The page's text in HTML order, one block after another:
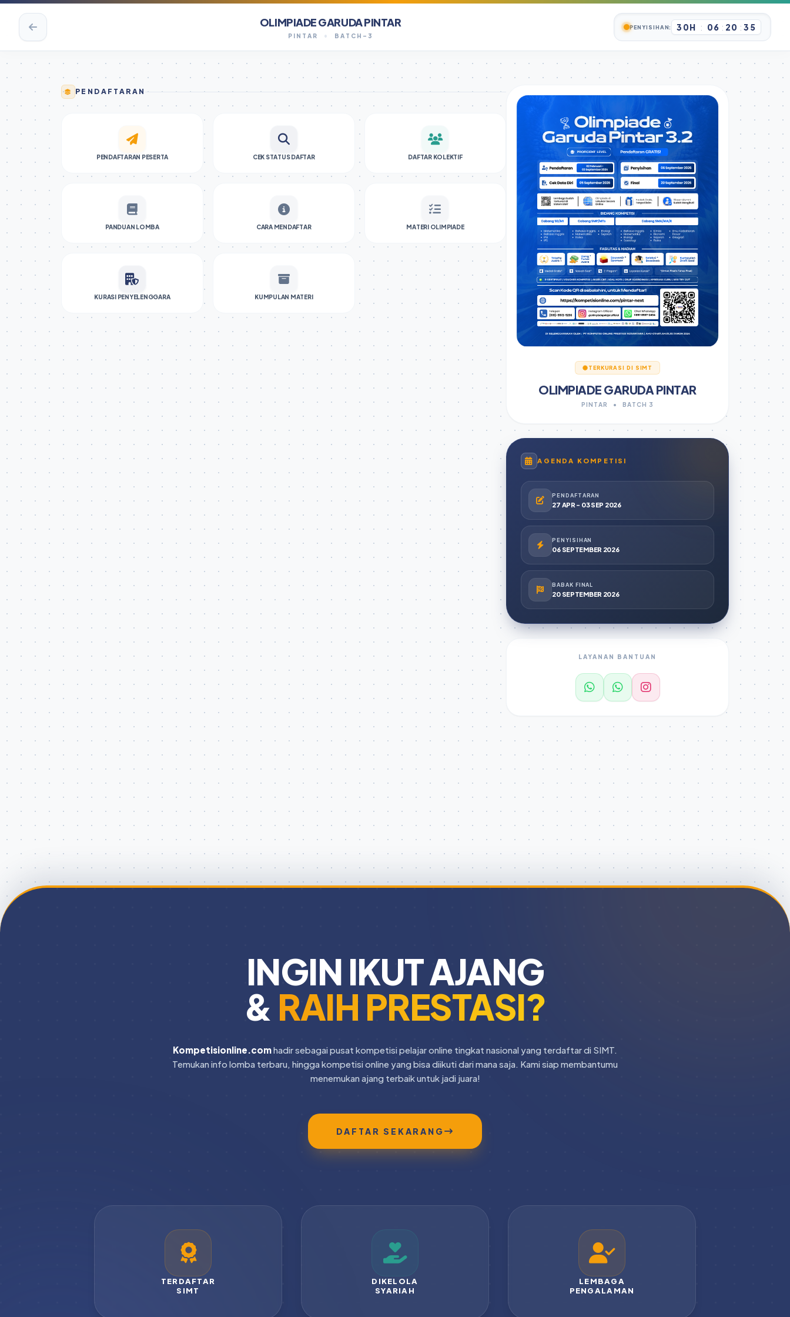
OLIMPIADE GARUDA PINTAR
PINTAR • BATCH-3
PENYISIHAN: 30H : 06 : 20 : 34
PENDAFTARAN
PENDAFTARAN PESERTA CEK STATUS DAFTAR DAFTAR KOLEKTIF
PANDUAN LOMBA CARA MENDAFTAR MATERI OLIMPIADE
KURASI PENYELENGGARA KUMPULAN MATERI
TERKURASI DI SIMT
OLIMPIADE GARUDA PINTAR
PINTAR • BATCH 3
AGENDA KOMPETISI
PENDAFTARAN
27 APR - 03 SEP 2026
PENYISIHAN
06 SEPTEMBER 2026
BABAK FINAL
20 SEPTEMBER 2026
LAYANAN BANTUAN
INGIN IKUT AJANG
& RAIH PRESTASI?
Kompetisionline.comhadir sebagai pusat kompetisi pelajar online tingkat nasional yang terdaftar di SIMT.
Temukan info lomba terbaru, hingga kompetisi online yang bisa diikuti dari mana saja. Kami siap membantumu
menemukan ajang terbaik untuk jadi juara!
DAFTAR SEKARANG
TERDAFTAR
SIMT
DIKELOLA
SYARIAH
LEMBAGA
PENGALAMAN